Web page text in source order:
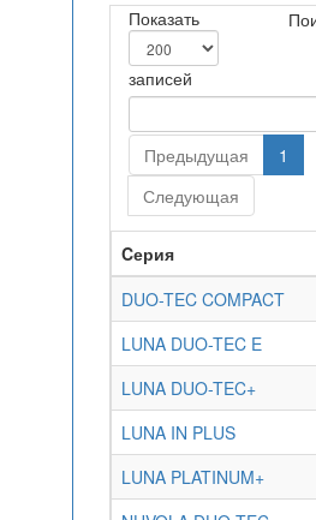
Показать
записей
Предыдущая
1
Следующая
Cерия
DUO-TEC COMPACT
LUNA DUO-TEC E
LUNA DUO-TEC+
LUNA IN PLUS
LUNA PLATINUM+